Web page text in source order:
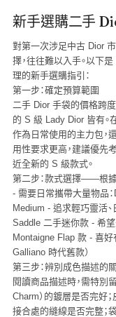
新手選購二手
對第一次涉足中古 Dior
擇，往往難以入手。以下
理的新手選購指引：
第一步：確定預算範圍
二手 Dior 手袋的價格跨
的 S 級 Lady Dior 皆有
作為日常使用的主力包，
用性要求更高，建議優先
近全新的 S 級款式。
第二步：款式選擇——根
- 需要日常攜帶大量物品
Medium - 追求輕巧靈活
Saddle 二手迷你款 - 希
Montaigne Flap 款 - 喜好
Galliano 時代舊款）
第三步：辨別成色描述的
閱讀商品描述時，需特別
Charm）的鍍層是否完好
接合處的縫線是否完整；